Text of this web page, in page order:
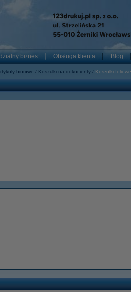
biznes Obsługa klienta Blog
biurowe Koszulki na dokumenty Koszulki foliowe